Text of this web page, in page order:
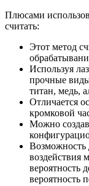
Плюсами
считать:
Этот метод
Используя
прочные
титан, медь,
Отличается
кромковой
Можно
Возможность
воздействия
вероятность
вероятность